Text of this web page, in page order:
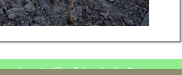
email.contact@godicheauhorticulture.com